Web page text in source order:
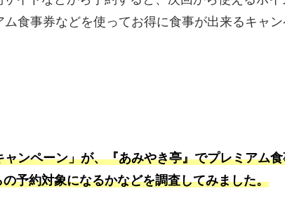
食事券などを使ってお得に食事が出来るキャン
ンペーン」が、『あみやき亭』でプレミアム
予約対象になるかなどを調査してみました。